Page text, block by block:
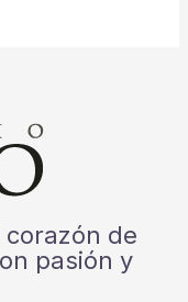
corazón de
pasión y